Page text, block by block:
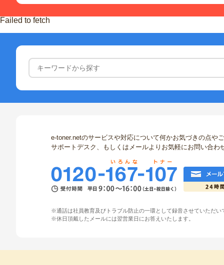
Failed to fetch
e-toner.netのサービスや対応について何かお気づきの点や
サポートデスク、もしくはメールよりお気軽にお問い合わ
※通話は社員教育及びトラブル防止の一環として録音させていただい
※休日頂戴したメールには翌営業日にお答えいたします。